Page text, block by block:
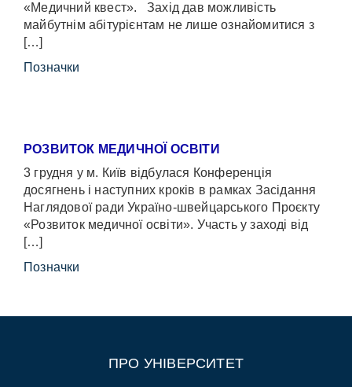
«Медичний квест». Захід дав можливість
майбутнім абітурієнтам не лише ознайомитися з
[…]
Позначки
РОЗВИТОК МЕДИЧНОЇ ОСВІТИ
3 грудня у м. Київ відбулася Конференція
досягнень і наступних кроків в рамках Засідання
Наглядової ради Україно-швейцарського Проєкту
«Розвиток медичної освіти». Участь у заході від
[…]
Позначки
ПРО УНІВЕРСИТЕТ